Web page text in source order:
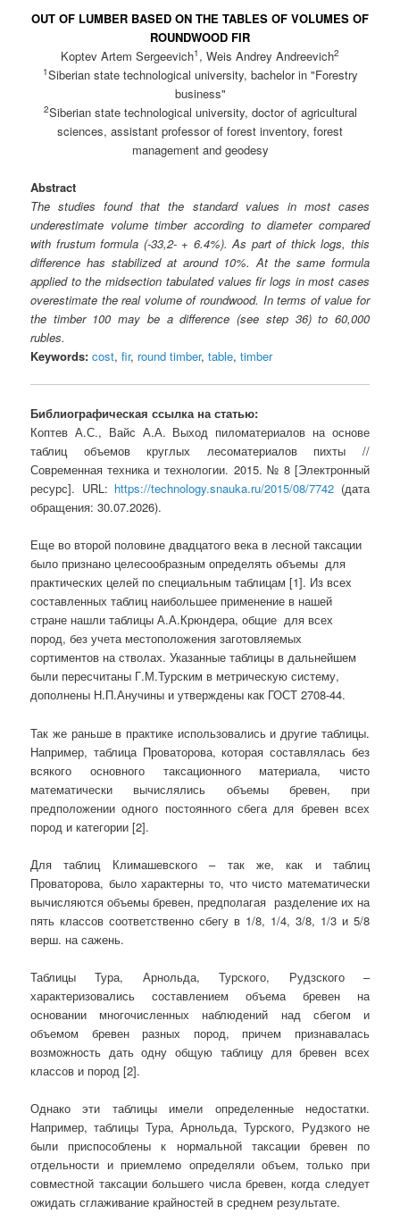
OUT OF LUMBER BASED ON THE TABLES OF VOLUMES OF
ROUNDWOOD FIR
Koptev Artem Sergeevich1 , Weis Andrey Andreevich2
1Siberian state technological university, bachelor in "Forestry
business"
2Siberian state technological university, doctor of agricultural
sciences, assistant professor of forest inventory, forest
management and geodesy
Abstract
The studies found that the standard values in most cases
underestimate volume timber according to diameter compared
with frustum formula (-33,2- + 6.4%). As part of thick logs, this
difference has stabilized at around 10%. At the same formula
applied to the midsection tabulated values fir logs in most cases
overestimate the real volume of roundwood. In terms of value for
the timber 100 may be a difference (see step 36) to 60,000
rubles.
Keywords: cost,fir, round timber,table,timber
Библиографическая ссылка на статью:
Коптев А.С., Вайс А.А. Выход пиломатериалов на основе
таблиц объемов круглых лесоматериалов пихты //
Современная техника и технологии. 2015. № 8 [Электронный
ресурс]. URL: https://technology.snauka.ru/2015/08/7742 (дата
обращения: 30.07.2026).
Еще во второй половине двадцатого века в лесной таксации
было признано целесообразным определять объемы для
практических целей по специальным таблицам [1]. Из всех
составленных таблиц наибольшее применение в нашей
стране нашли таблицы А.А.Крюндера, общие для всех
пород, без учета местоположения заготовляемых
сортиментов на стволах. Указанные таблицы в дальнейшем
были пересчитаны Г.М.Турским в метрическую систему,
дополнены Н.П.Анучины и утверждены как ГОСТ 2708-44.
Так же раньше в практике использовались и другие таблицы.
Например, таблица Проваторова, которая составлялась без
всякого основного таксационного материала, чисто
математически вычислялись объемы бревен, при
предположении одного постоянного сбега для бревен всех
пород и категории [2].
Для таблиц Климашевского – так же, как и таблиц
Проваторова, было характерны то, что чисто математически
вычисляются объемы бревен, предполагая разделение их на
пять классов соответственно сбегу в 1/8, 1/4, 3/8, 1/3 и 5/8
верш. на сажень.
Таблицы Тура, Арнольда, Турского, Рудзского –
характеризовались составлением объема бревен на
основании многочисленных наблюдений над сбегом и
объемом бревен разных пород, причем признавалась
возможность дать одну общую таблицу для бревен всех
классов и пород [2].
Однако эти таблицы имели определенные недостатки.
Например, таблицы Тура, Арнольда, Турского, Рудзкого не
были приспособлены к нормальной таксации бревен по
отдельности и приемлемо определяли объем, только при
совместной таксации большего числа бревен, когда следует
ожидать сглаживание крайностей в среднем результате.